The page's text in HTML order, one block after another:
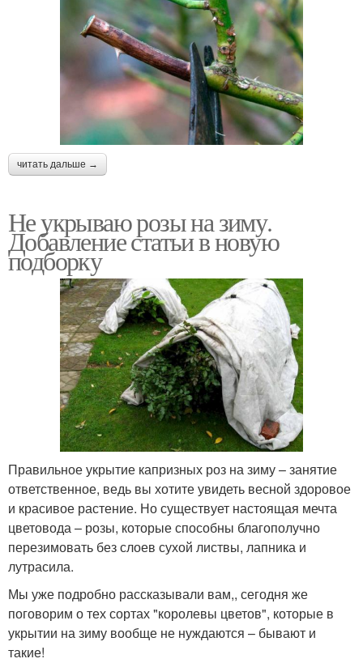
читать дальше →
Не укрываю розы на зиму.
Добавление статьи в новую
подборку
Правильное укрытие капризных роз на зиму – занятие
ответственное, ведь вы хотите увидеть весной здоровое
и красивое растение. Но существует настоящая мечта
цветовода – розы, которые способны благополучно
перезимовать без слоев сухой листвы, лапника и
лутрасила.
Мы уже подробно рассказывали вам,, сегодня же
поговорим о тех сортах "королевы цветов", которые в
укрытии на зиму вообще не нуждаются – бывают и
такие!